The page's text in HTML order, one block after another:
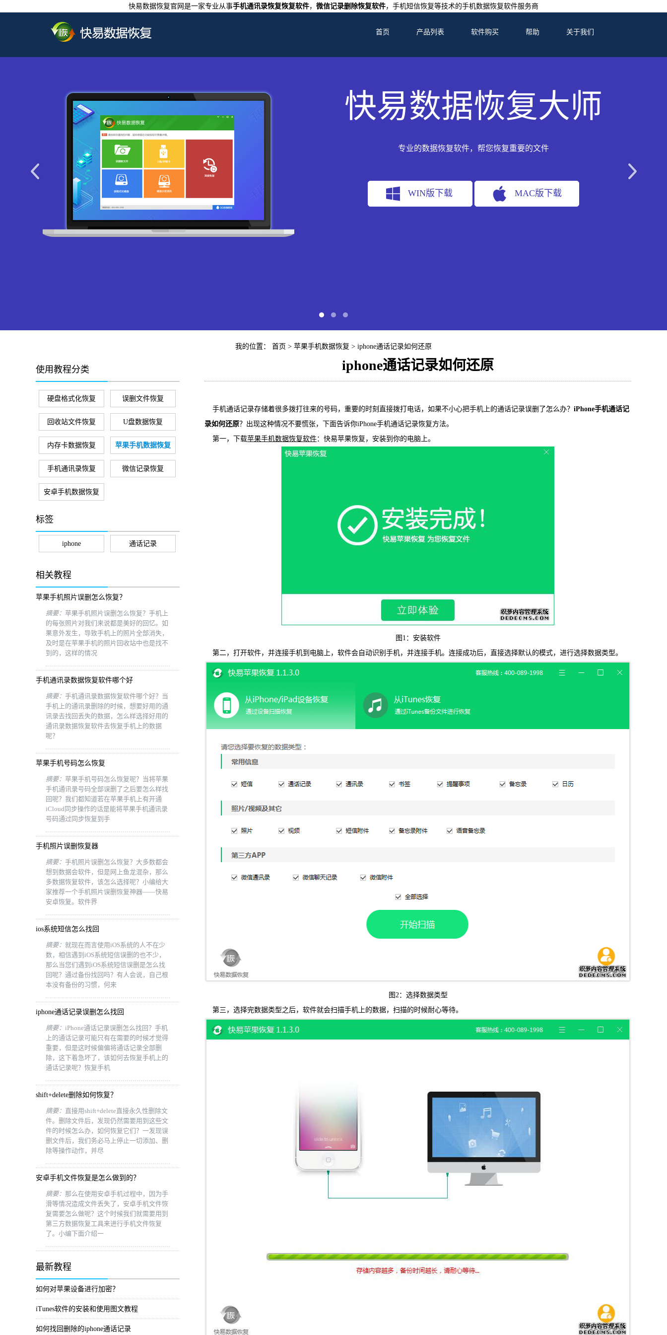
快易数据恢复官网是一家专业从事手机通讯录恢复恢复软件， 微信记录删除恢复软件，手机短信恢复等技术的手机数据恢复软件服务商
首页 产品列表 软件购买 帮助 关于我们
快易数据恢复大师
专业的数据恢复软件，帮您恢复重要的文件
WIN版下载 MAC版下载
快易苹果恢复大师
iPhone/iPad数据轻松恢复
快易安卓恢复大师
可恢复微信，通话记录等各种手机资料
我的位置： 首页 > 苹果手机数据恢复 > iphone通话记录如何还原
使用教程分类
硬盘格式化恢复 误删文件恢复
回收站文件恢复 U盘数据恢复
内存卡数据恢复 苹果手机数据恢复
手机通讯录恢复 微信记录恢复
安卓手机数据恢复
标签
iphone 通话记录
相关教程
苹果手机照片误删怎么恢复？
摘要： 苹果手机照片误删怎么恢复？手机上
的每张照片对我们来说都是美好的回忆。如
果意外发生，导致手机上的照片全部消失，
及时是在苹果手机的照片回收站中也是找不
到的，这样的情况
手机通讯录数据恢复软件哪个好
摘要： 手机通讯录数据恢复软件哪个好？当
手机上的通讯录删除的时候，想要好用的通
讯录去找回丢失的数据，怎么样选择好用的
通讯录数据恢复软件去恢复手机上的数据
呢？
苹果手机号码怎么恢复
摘要： 苹果手机号码怎么恢复呢？当将苹果
手机通讯录号码全部误删了之后要怎么样找
回呢？我们都知道若在苹果手机上有开通
iCloud同步操作的话是能将苹果手机通讯录
号码通过同步恢复到手
手机照片误删恢复器
摘要： 手机照片误删怎么恢复？大多数都会
想到数据会软件，但是网上鱼龙混杂，那么
多数据恢复软件，该怎么选择呢？小编给大
家推荐一个手机照片误删恢复神器——快易
安卓恢复。软件界
ios系统短信怎么找回
摘要： 就现在而言使用iOS系统的人不在少
数，相信遇到iOS系统短信误删的也不少，
那么当您们遇到iOS系统短信误删是怎么找
回呢？通过备份找回吗？有人会说，自己根
本没有备份的习惯，何来
iphone通话记录误删怎么找回
摘要： iPhone通话记录误删怎么找回？手机
上的通话记录可能只有在需要的时候才觉得
重要，但是这时候偏偏将通话记录全部删
除，这下着急坏了，该如何去恢复手机上的
通话记录呢？恢复手机
shift+delete删除如何恢复？
摘要： 直接用shift+delete直接永久性删除文
件。删除文件后，发现仍然需要用到这些文
件的时候怎么办，如何恢复它们？一发现误
删文件后，我们务必马上停止一切添加、删
除等操作动作，并尽
安卓手机文件恢复是怎么做到的？
摘要： 那么在使用安卓手机过程中，因为手
滑等情况造成文件丢失了，安卓手机文件恢
复需要怎么做呢？这个时候我们就需要用到
第三方数据恢复工具来进行手机文件恢复
了。小编下面介绍一
最新教程
如何对苹果设备进行加密？
iTunes软件的安装和使用图文教程
如何找回删除的iphone通话记录
iphone通话记录如何还原
手机通话记录存储着很多拨打往来的号码，重要的时刻直接拨打电话，如果不小心把手机上的通话记录误删了怎么办？ iPhone手机通话记
录如何还原？出现这种情况不要慌张，下面告诉你iPhone手机通话记录恢复方法。
第一，下载苹果手机数据恢复软件：快易苹果恢复，安装到你的电脑上。
图1：安装软件
第二，打开软件，并连接手机到电脑上，软件会自动识别手机，并连接手机。连接成功后，直接选择默认的模式，进行选择数据类型。
图2：选择数据类型
第三，选择完数据类型之后，软件就会扫描手机上的数据，扫描的时候耐心等待。